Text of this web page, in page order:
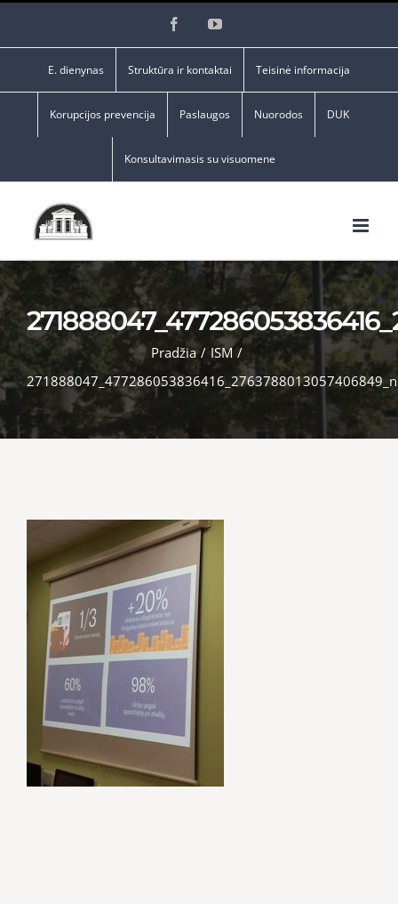
FacebookYouTube
E. dienynas Struktūra ir kontaktai Teisinė informacija
Korupcijos prevencija Paslaugos Nuorodos DUK
Konsultavimasis su visuomene
Pradžia / ISM /
271888047_477286053836416_2763788013057406849_n